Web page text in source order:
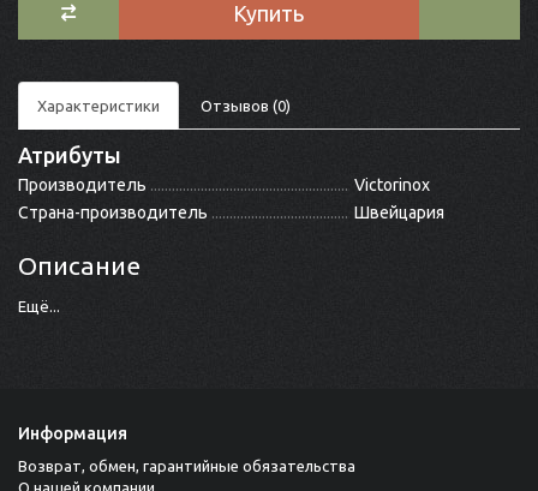
Купить
Характеристики Отзывов (0)
Атрибуты
Производитель
Victorinox
Страна-производитель
Швейцария
Описание
Ещё...
Информация
Возврат, обмен, гарантийные обязательства
О нашей компании